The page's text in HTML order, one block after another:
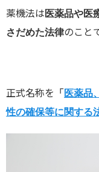
薬機法は 医薬品や医
さだめた法律のこと
正式名称を 「 医薬品
性の確保等に関する